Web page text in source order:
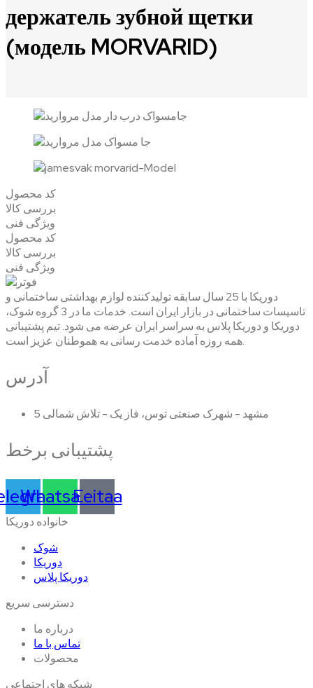
держатель зубной щетки
(модель MORVARID)
کد محصول
بررسی کالا
ویژگی فنی
کد محصول
بررسی کالا
ویژگی فنی
دوریکا با 25 سال سابقه تولیدکننده لوازم بهداشتی ساختمانی و
تاسیسات ساختمانی در بازار ایران است. خدمات ما در 3 گروه شوک،
دوریکا و دوریکا پلاس به سراسر ایران عرضه می شود. تیم پشتیبانی
همه روزه آماده خدمت رسانی به هموطنان عزیز است.
آدرس
مشهد - شهرک صنعتی توس، فاز یک - تلاش شمالی 5
پشتیبانی برخط
Whatsapp
Eeitaa
خانواده دوریکا
شوک
دوریکا
دوریکا پلاس
دسترسی سریع
درباره ما
تماس با ما
محصولات
شبکه های اجتماعی